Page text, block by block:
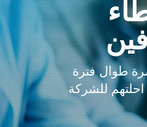
طوال فترة
احلتهم للشركة